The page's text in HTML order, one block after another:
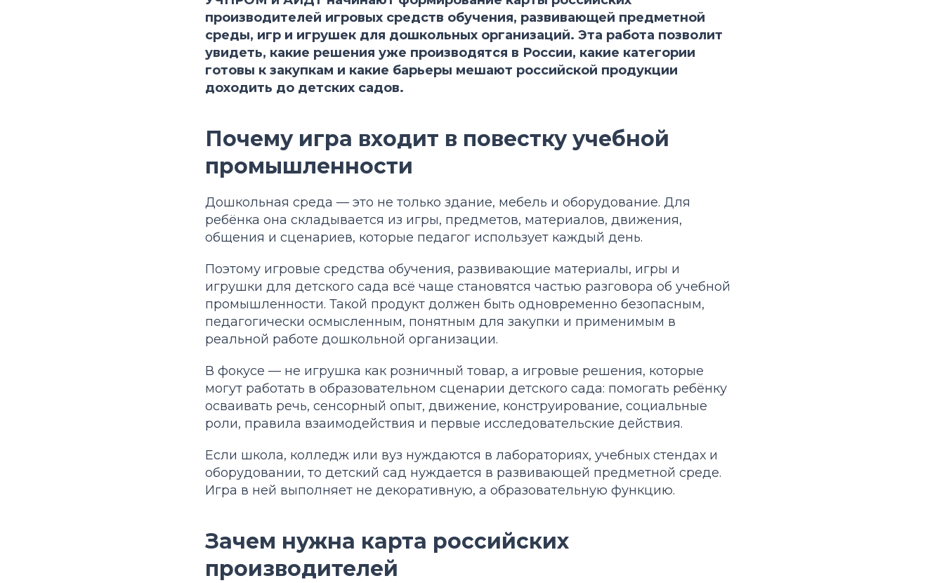
производителей игровых средств обучения, развивающей предметной
среды, игр и игрушек для дошкольных организаций. Эта работа позволит
увидеть, какие решения уже производятся в России, какие категории
готовы к закупкам и какие барьеры мешают российской продукции
доходить до детских садов.
Почему игра входит в повестку учебной
промышленности
Дошкольная среда — это не только здание, мебель и оборудование. Для
ребёнка она складывается из игры, предметов, материалов, движения,
общения и сценариев, которые педагог использует каждый день.
Поэтому игровые средства обучения, развивающие материалы, игры и
игрушки для детского сада всё чаще становятся частью разговора об учебной
промышленности. Такой продукт должен быть одновременно безопасным,
педагогически осмысленным, понятным для закупки и применимым в
реальной работе дошкольной организации.
В фокусе — не игрушка как розничный товар, а игровые решения, которые
могут работать в образовательном сценарии детского сада: помогать ребёнку
осваивать речь, сенсорный опыт, движение, конструирование, социальные
роли, правила взаимодействия и первые исследовательские действия.
Если школа, колледж или вуз нуждаются в лабораториях, учебных стендах и
оборудовании, то детский сад нуждается в развивающей предметной среде.
Игра в ней выполняет не декоративную, а образовательную функцию.
Зачем нужна карта российских
производителей